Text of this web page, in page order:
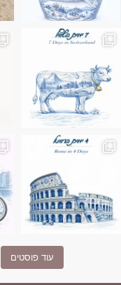
בחבל אלזס צרפת
בחופשה שבו הכל נהיה
Instagram post
עוד פוסטים